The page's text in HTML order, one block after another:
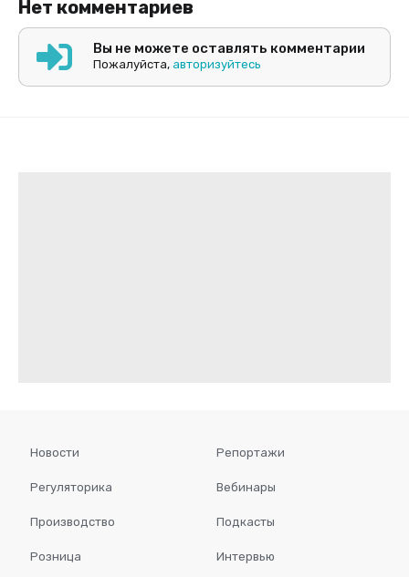
Нет комментариев
Вы не можете оставлять комментарии
Пожалуйста, авторизуйтесь
Новости
Регуляторика
Производство
Розница
Репортажи
Вебинары
Подкасты
Интервью